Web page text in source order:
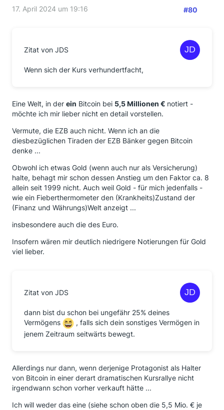
17. April 2024 um 19:16 #80
Zitat von JDS
Wenn sich der Kurs verhundertfacht,
Eine Welt, in der ein Bitcoin bei 5,5 Millionen € notiert -
möchte ich mir lieber nicht en detail vorstellen.
Vermute, die EZB auch nicht. Wenn ich an die
diesbezüglichen Tiraden der EZB Bänker gegen Bitcoin
denke ...
Obwohl ich etwas Gold (wenn auch nur als Versicherung)
halte, behagt mir schon dessen Anstieg um den Faktor ca. 8
allein seit 1999 nicht. Auch weil Gold - für mich jedenfalls -
wie ein Fieberthermometer den (Krankheits)Zustand der
(Finanz und Währungs)Welt anzeigt ...
insbesondere auch die des Euro.
Insofern wären mir deutlich niedrigere Notierungen für Gold
viel lieber.
Zitat von JDS
dann bist du schon bei ungefähr 25% deines
Vermögens
, falls sich dein sonstiges Vermögen in
jenem Zeitraum seitwärts bewegt.
Allerdings nur dann, wenn derjenige Protagonist als Halter
von Bitcoin in einer derart dramatischen Kursrallye nicht
irgendwann schon vorher verkauft hätte ...
Ich will weder das eine (siehe schon oben die 5,5 Mio. € je